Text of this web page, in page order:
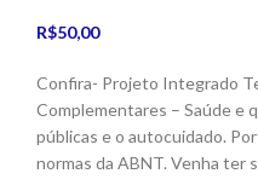
R$50,00
Confira- Projeto Integrado
Complementares – Saúde e
públicas e o autocuidado.
normas da ABNT. Venha ter